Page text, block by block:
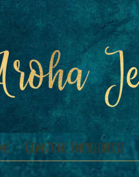
Gemstone Encyclopedia